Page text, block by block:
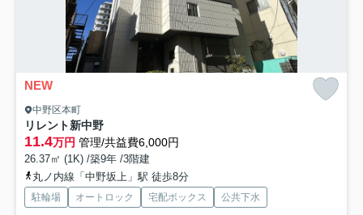
NEW
中野区本町
リレント新中野
11.4万円 管理/共益費6,000円
26.37㎡ (1K) /築9年 /3階建
丸ノ内線「中野坂上」駅 徒歩8分
駐輪場 オートロック 宅配ボックス 公共下水